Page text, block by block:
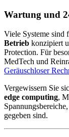
Wartung und
Viele Systeme sind
Betrieb konzipiert
Protection. Für
MedTech und
Geräuschloser
Vergewissern Sie
edge computing,
gegeben sind.